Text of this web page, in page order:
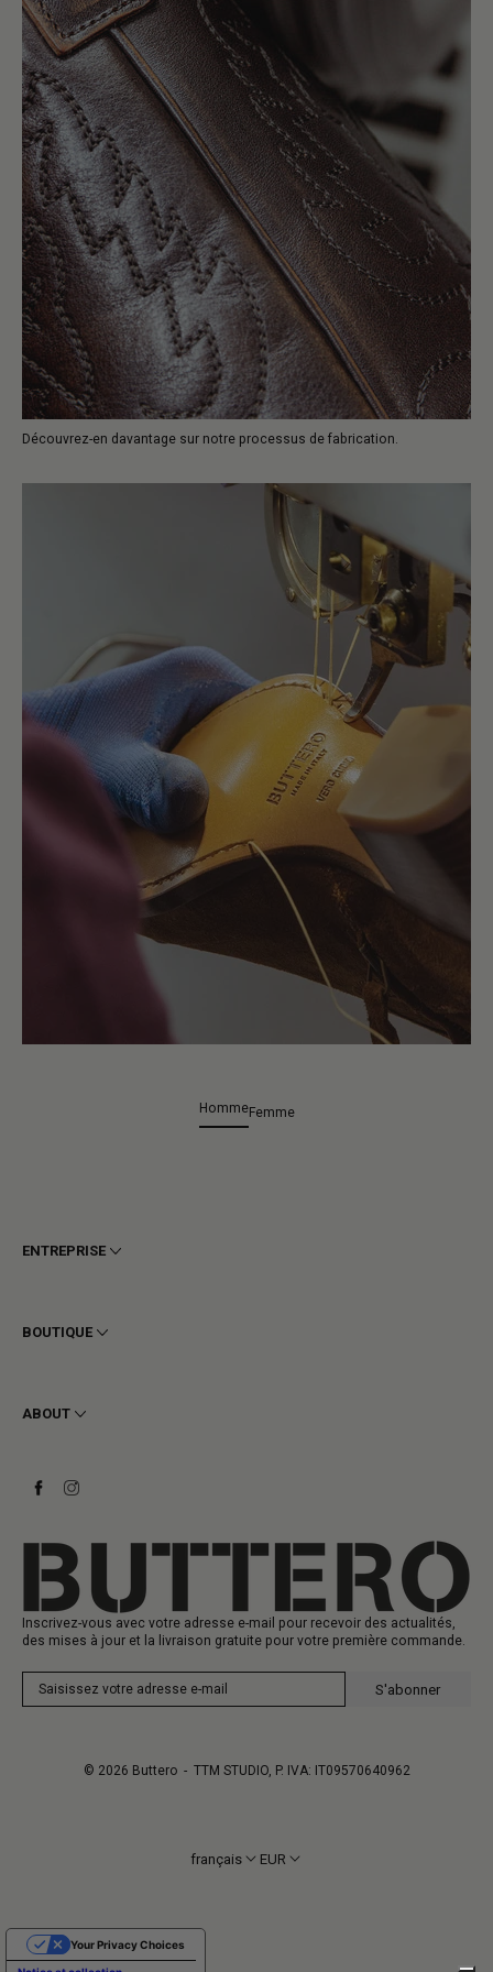
Découvrez-en davantage sur notre processus de fabrication.
HommeFemme
ENTREPRISE
Confidentialité
Contact
BOUTIQUE
Femme
Baskets
ABOUT
Heritage
Inscrivez-vous avec votre adresse e-mail pour recevoir des actualités,
des mises à jour et la livraison gratuite pour votre première commande.
S'abonner
© 2026 Buttero- TTM STUDIO, P. IVA: IT09570640962
français EUR
Your Privacy Choices